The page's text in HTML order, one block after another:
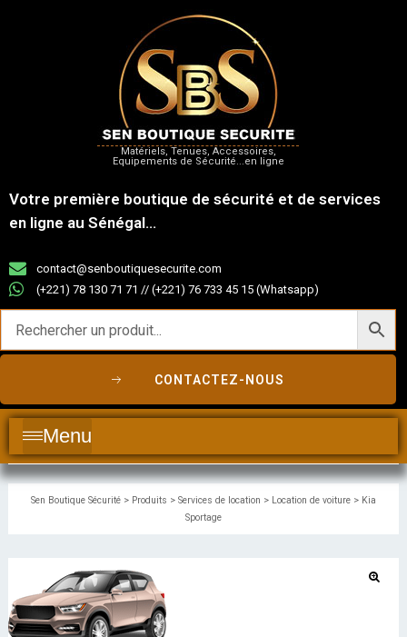
Matériels, Tenues, Accessoires,
Equipements de Sécurité...en ligne
Votre première boutique de sécurité et de services
en ligne au Sénégal...
contact@senboutiquesecurite.com
(+221) 78 130 71 71 // (+221) 76 733 45 15 (Whatsapp)
CONTACTEZ-NOUS
Menu
Sen Boutique Sécurité > Produits > Services de location > Location de voiture > Kia
Sportage